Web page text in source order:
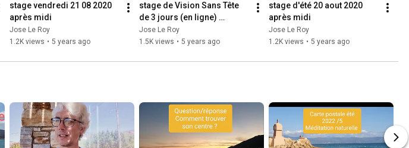
stage vendredi 21 08 2020
après midi
Jose Le Roy
1.2K views • 5 years ago
stage de Vision Sans Tête
de 3 jours (en ligne)
vendredi 21 08 2020 matin
Jose Le Roy
1.5K views • 5 years ago
stage d'été 20 aout 2020
après midi
Jose Le Roy
1.2K views • 5 years ago